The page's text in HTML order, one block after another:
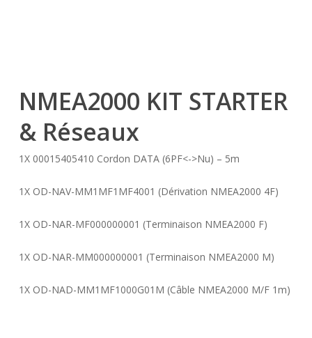
NMEA2000 KIT STARTER
& Réseaux
1X 00015405410 Cordon DATA (6PF<->Nu) – 5m
1X OD-NAV-MM1MF1MF4001 (Dérivation NMEA2000 4F)
1X OD-NAR-MF000000001 (Terminaison NMEA2000 F)
1X OD-NAR-MM000000001 (Terminaison NMEA2000 M)
1X OD-NAD-MM1MF1000G01M (Câble NMEA2000 M/F 1m)